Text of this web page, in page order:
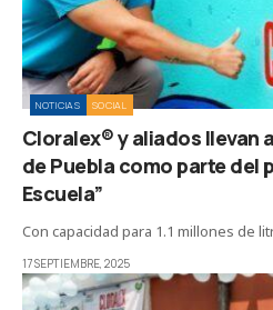
NOTICIAS SOCIAL
Cloralex® y aliados llevan
de Puebla como parte del
Escuela”
Con capacidad para 1.1 millones de
17 SEPTIEMBRE, 2025